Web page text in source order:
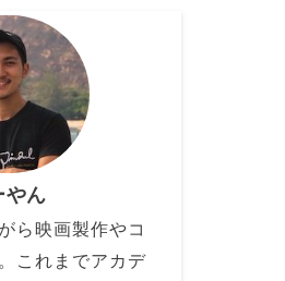
やん
ら映画製作やコ
これまでアカデ